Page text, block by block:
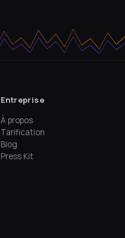
Entreprise
À propos
Tarification
Blog
Press Kit